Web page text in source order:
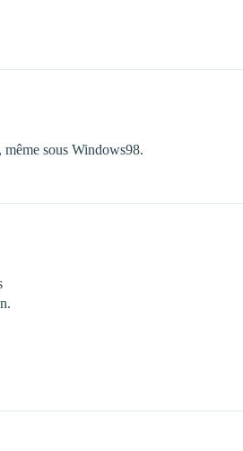
sous Windows98.